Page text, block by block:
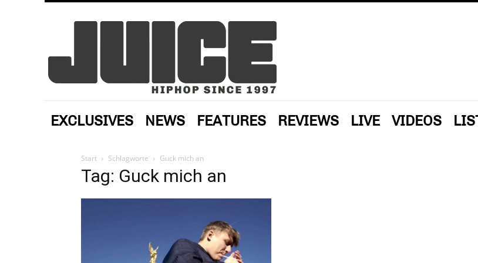
EXCLUSIVES NEWS FEATURES REVIEWS LIVE VIDEOS
Start Schlagworte Guck mich an
Tag: Guck mich an